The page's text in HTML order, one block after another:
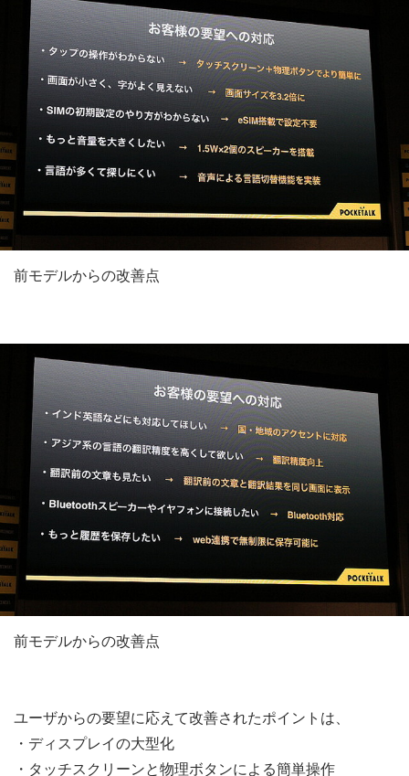
前モデルからの改善点
前モデルからの改善点
ユーザからの要望に応えて改善されたポイントは、
・ディスプレイの大型化
・タッチスクリーンと物理ボタンによる簡単操作